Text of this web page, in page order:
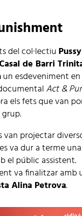
del col·lectiu
de Barri
un esdeveniment en
Act &
els fets que van
van projectar
va dur a terme una
el públic assistent.
va finalitzar
Alina Petrova.